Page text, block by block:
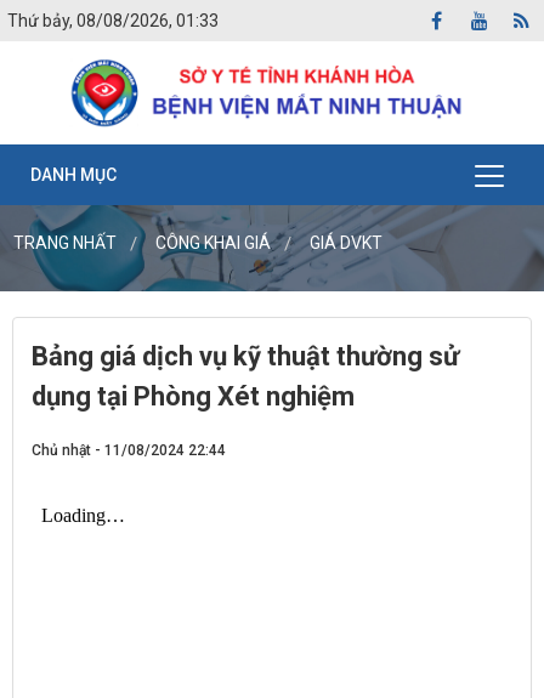
Thứ bảy, 08/08/2026, 01:33
DANH MỤC
TRANG NHẤT CÔNG KHAI GIÁ GIÁ DVKT
Bảng giá dịch vụ kỹ thuật thường sử
dụng tại Phòng Xét nghiệm
Chủ nhật - 11/08/2024 22:44